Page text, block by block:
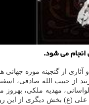
انجام می شود.
از گنجینه موزه جهانی
از حبیب الله صادقی،
مهدیه ملکی، بهروز
علی (ع) بخش دیگری از این